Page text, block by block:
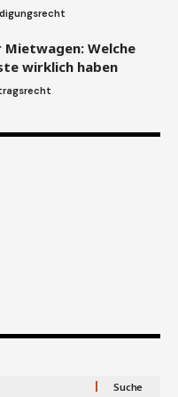
Mietwagen: Welche
wirklich haben